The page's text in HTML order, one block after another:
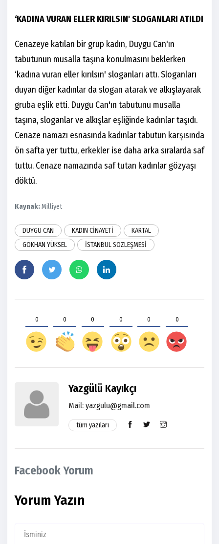
‘KADINA VURAN ELLER KIRILSIN' SLOGANLARI ATILDI
Cenazeye katılan bir grup kadın, Duygu Can'ın
tabutunun musalla taşına konulmasını beklerken
‘kadına vuran eller kırılsın' sloganları attı. Sloganları
duyan diğer kadınlar da slogan atarak ve alkışlayarak
gruba eşlik etti. Duygu Can'ın tabutunu musalla
taşına, sloganlar ve alkışlar eşliğinde kadınlar taşıdı.
Cenaze namazı esnasında kadınlar tabutun karşısında
ön safta yer tuttu, erkekler ise daha arka sıralarda saf
tuttu. Cenaze namazında saf tutan kadınlar gözyaşı
döktü.
Kaynak:Milliyet
DUYGU CAN KADIN CİNAYETİ
KARTAL
GÖKHAN YÜKSEL
İSTANBUL SÖZLEŞMESİ
0 0 0 0 0 0
Yazgülü Kayıkçı
Mail: yazgulu@gmail.com
tüm yazıları
Facebook Yorum
Yorum Yazın